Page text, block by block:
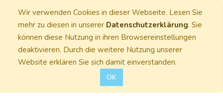
Wir verwenden Cookies in dieser Webseite. Lesen Sie
mehr zu diesen in unserer Datenschutzerklärung. Sie
können diese Nutzung in ihren Browsereinstellungen
deaktivieren. Durch die weitere Nutzung unserer
Website erklären Sie sich damit einverstanden.
OK